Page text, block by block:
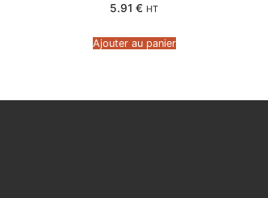
5.91€ HT
Ajouter au panier